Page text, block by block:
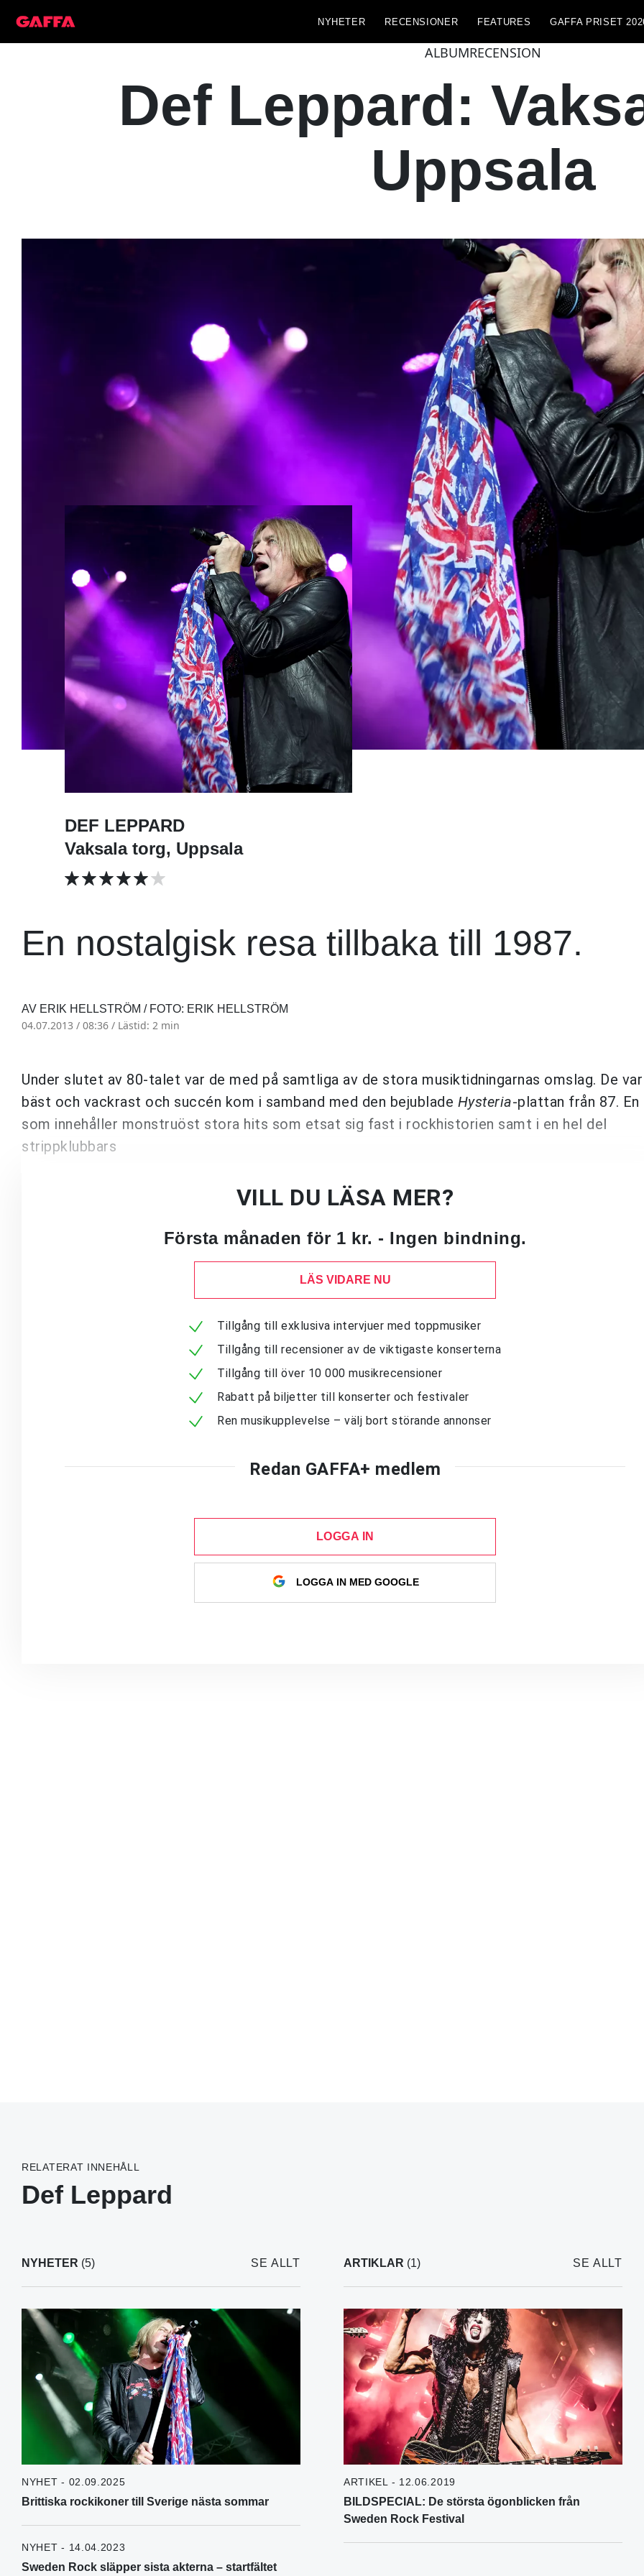
NYHETER RECENSIONER FEATURES GAFFA PRISET
ALBUMRECENSION
Def Leppard:
Uppsala
DEF LEPPARD
Vaksala torg, Uppsala
En nostalgisk resa tillbaka till 1987.
AV ERIK HELLSTRÖM / FOTO: ERIK HELLSTRÖM
04.07.2013 / 08:36 / Lästid: 2 min
Under slutet av 80-talet var de med på samtliga av de stora musiktidningarnas omslag. De
bäst och vackrast och succén kom i samband med den bejublade Hysteria-plattan från 87.
som innehåller monstruöst stora hits som etsat sig fast i rockhistorien samt i en hel del
strippklubbars
VILL DU LÄSA MER?
Första månaden för 1 kr. - Ingen bindning.
LÄS VIDARE NU
Tillgång till exklusiva intervjuer med toppmusiker
Tillgång till recensioner av de viktigaste konserterna
Tillgång till över 10 000 musikrecensioner
Rabatt på biljetter till konserter och festivaler
Ren musikupplevelse – välj bort störande annonser
Redan GAFFA+ medlem
LOGGA IN
LOGGA IN MED GOOGLE
RELATERAT INNEHÅLL
Def Leppard
NYHETER (5) SE ALLT
NYHET - 02.09.2025
Brittiska rockikoner till Sverige nästa sommar
NYHET - 14.04.2023
Sweden Rock släpper sista akterna – startfältet
ARTIKLAR (1) SE ALLT
ARTIKEL - 12.06.2019
BILDSPECIAL: De största ögonblicken från
Sweden Rock Festival